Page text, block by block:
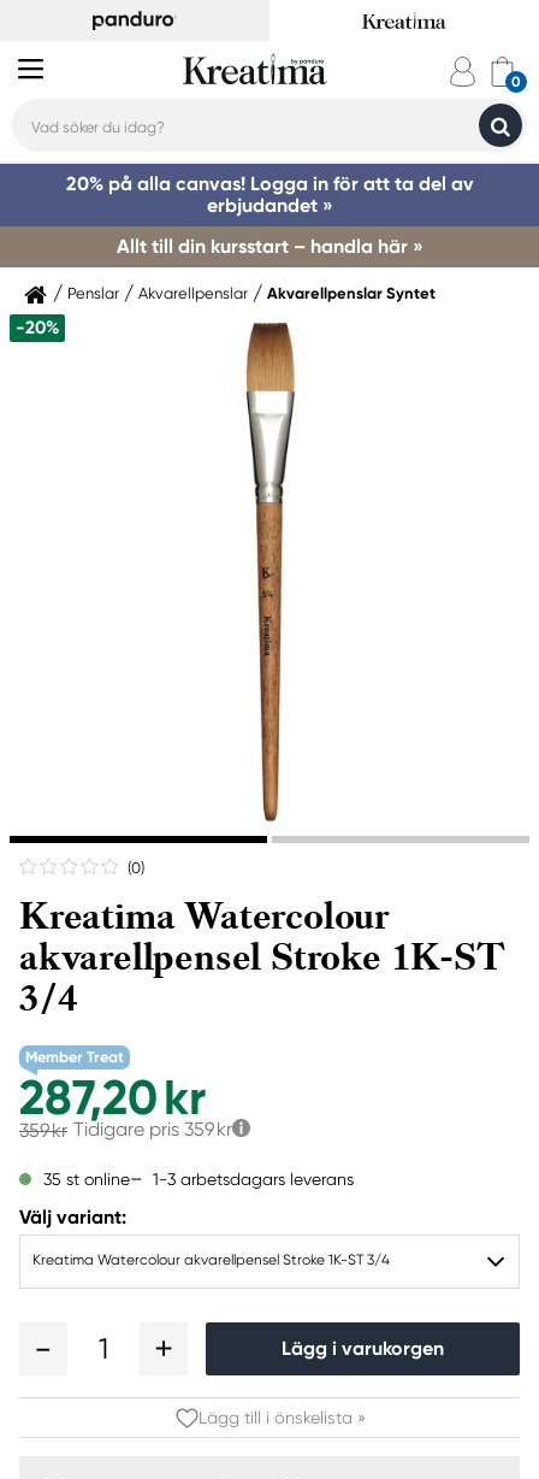
20% på alla canvas! Logga in för att ta del av
erbjudandet »
Allt till din kursstart – handla här »
Penslar Akvarellpenslar Akvarellpenslar Syntet
-20%
(0)
Kreatima Watercolour
akvarellpensel Stroke 1K-ST
3/4
Member Treat
287,20 kr
359 kr Tidigare pris 359 kr
35 st online 1-3 arbetsdagars leverans
Välj variant:
Kreatima Watercolour akvarellpensel Stroke 1K-ST 3/4
1 Lägg i varukorgen
Lägg till i önskelista »